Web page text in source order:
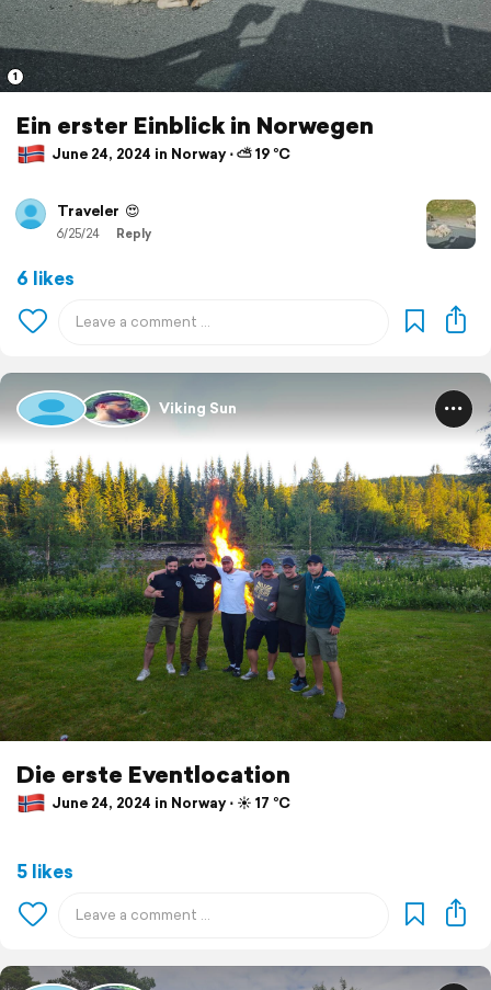
1
Ein erster Einblick in Norwegen
June 24, 2024 in Norway ⋅ ⛅ 19 °C
Traveler 😍
6/25/24 Reply
6 likes
Viking Sun
Die erste Eventlocation
June 24, 2024 in Norway ⋅ ☀️ 17 °C
5 likes